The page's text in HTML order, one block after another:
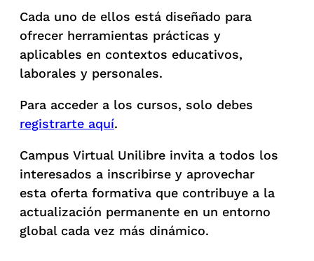
Cada uno de ellos está diseñado para
ofrecer herramientas prácticas y
aplicables en contextos educativos,
laborales y personales.
Para acceder a los cursos, solo debes
registrarte aquí.
Campus Virtual Unilibre invita a todos los
interesados a inscribirse y aprovechar
esta oferta formativa que contribuye a la
actualización permanente en un entorno
global cada vez más dinámico.